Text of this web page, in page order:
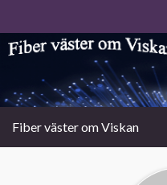
Search for:
Fiber väster om Viskan